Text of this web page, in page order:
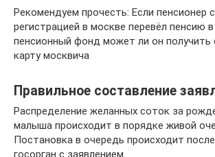
Рекомендуем прочесть: Если пенсионер
регистрацией в москве перевёл пенсию
пенсионный фонд может ли он получить
карту москвича
Правильное составление
Распределение желанных соток за
малыша происходит в порядке живой
Постановка в очередь происходит
госорган с заявлением.